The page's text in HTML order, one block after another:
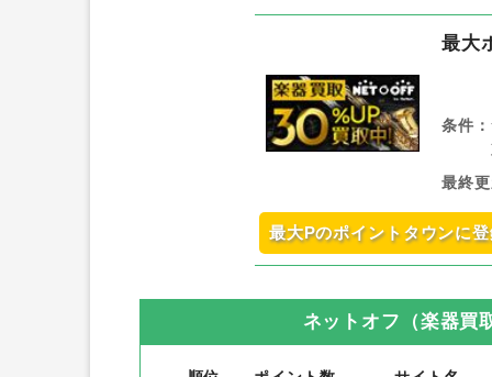
最大
条件：
最終
最大Pのポイントタウンに
ネットオフ（楽器買